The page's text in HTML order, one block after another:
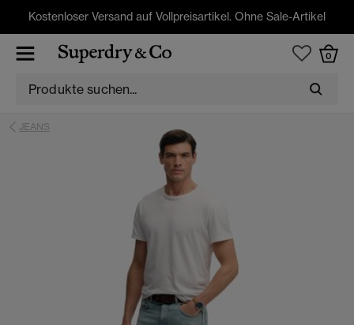
Kostenloser Versand auf Vollpreisartikel. Ohne Sale-Artikel
0
JEANS